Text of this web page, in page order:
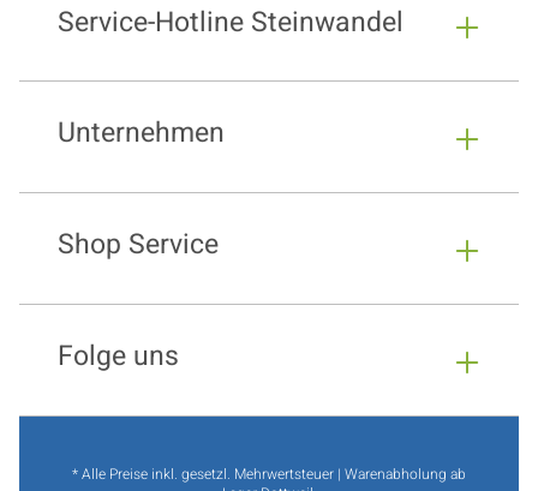
Service-Hotline Steinwandel
Unternehmen
Shop Service
Folge uns
* Alle Preise inkl. gesetzl. Mehrwertsteuer | Warenabholung ab